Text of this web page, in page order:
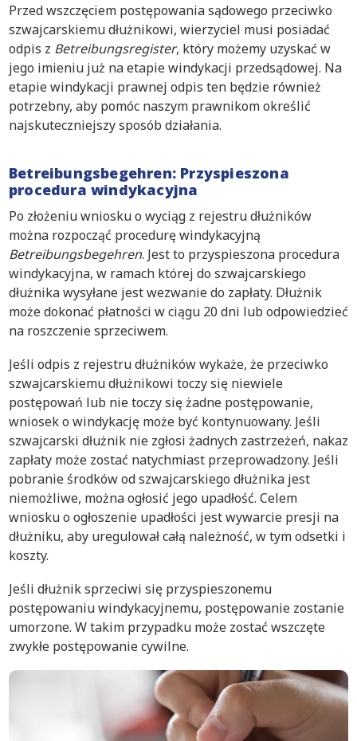
Przed wszczęciem postępowania sądowego przeciwko
szwajcarskiemu dłużnikowi, wierzyciel musi posiadać
odpis z Betreibungsregister, który możemy uzyskać w
jego imieniu już na etapie windykacji przedsądowej. Na
etapie windykacji prawnej odpis ten będzie również
potrzebny, aby pomóc naszym prawnikom określić
najskuteczniejszy sposób działania.
Betreibungsbegehren: Przyspieszona
procedura windykacyjna
Po złożeniu wniosku o wyciąg z rejestru dłużników
można rozpocząć procedurę windykacyjną
Betreibungsbegehren. Jest to przyspieszona procedura
windykacyjna, w ramach której do szwajcarskiego
dłużnika wysyłane jest wezwanie do zapłaty. Dłużnik
może dokonać płatności w ciągu 20 dni lub odpowiedzieć
na roszczenie sprzeciwem.
Jeśli odpis z rejestru dłużników wykaże, że przeciwko
szwajcarskiemu dłużnikowi toczy się niewiele
postępowań lub nie toczy się żadne postępowanie,
wniosek o windykację może być kontynuowany. Jeśli
szwajcarski dłużnik nie zgłosi żadnych zastrzeżeń, nakaz
zapłaty może zostać natychmiast przeprowadzony. Jeśli
pobranie środków od szwajcarskiego dłużnika jest
niemożliwe, można ogłosić jego upadłość. Celem
wniosku o ogłoszenie upadłości jest wywarcie presji na
dłużniku, aby uregulował całą należność, w tym odsetki i
koszty.
Jeśli dłużnik sprzeciwi się przyspieszonemu
postępowaniu windykacyjnemu, postępowanie zostanie
umorzone. W takim przypadku może zostać wszczęte
zwykłe postępowanie cywilne.